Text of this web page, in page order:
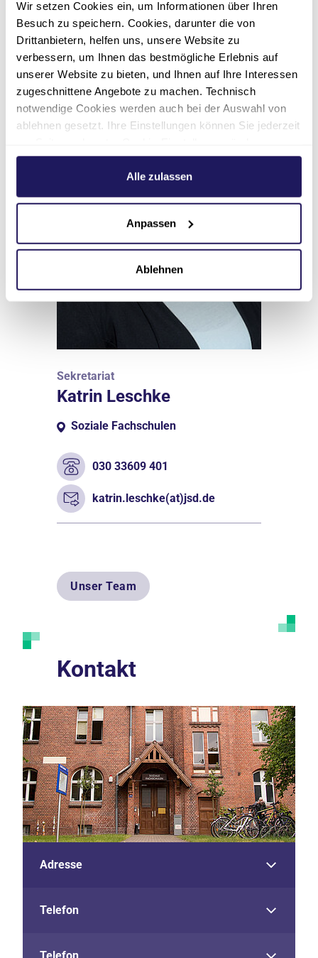
Wir setzen Cookies ein, um Informationen über Ihren
Besuch zu speichern. Cookies, darunter die von
Drittanbietern, helfen uns, unsere Website zu
verbessern, um Ihnen das bestmögliche Erlebnis auf
unserer Website zu bieten, und Ihnen auf Ihre Interessen
zugeschnittene Angebote zu machen. Technisch
notwendige Cookies werden auch bei der Auswahl von
ablehnen gesetzt. Ihre Einstellungen können Sie jederzeit
Weitere Informationen hierzu finden Sie in unserer
.
Alle zulassen
Anpassen
Ablehnen
rebekka.praml(at)jsd.de
Sekretariat
Katrin Leschke
Soziale Fachschulen
030 33609 401
katrin.leschke(at)jsd.de
Unser Team
Kontakt
Adresse
Telefon